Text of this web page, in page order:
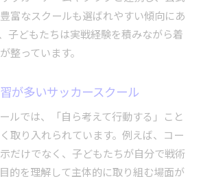
富なスクールも選ばれやすい傾向にあ
子どもたちは実戦経験を積みながら着
整っています。
が多いサッカースクール
ルでは、「自ら考えて行動する」こと
取り入れられています。例えば、コー
だけでなく、子どもたちが自分で戦術
的を理解して主体的に取り組む場面が